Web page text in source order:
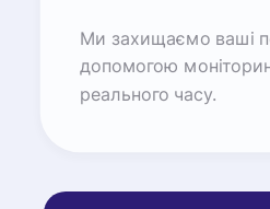
Ми захищаємо ваші
допомогою
реального часу.